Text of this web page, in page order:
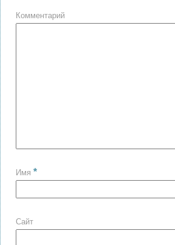
Комментарий
Имя *
Сайт